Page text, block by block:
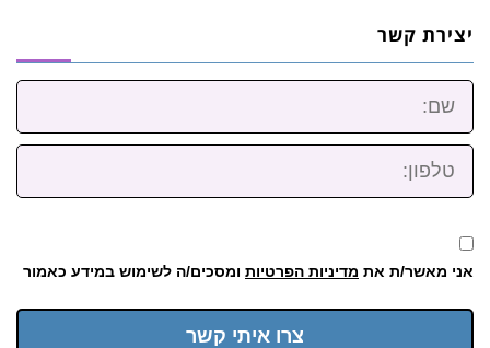
יצירת קשר
שם:
טלפון:
אני מאשר/ת את מדיניות הפרטיות ומסכים/ה לשימוש במידע כאמור
צרו איתי קשר